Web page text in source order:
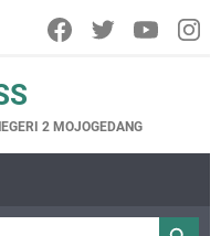
2 MOJOGEDANG